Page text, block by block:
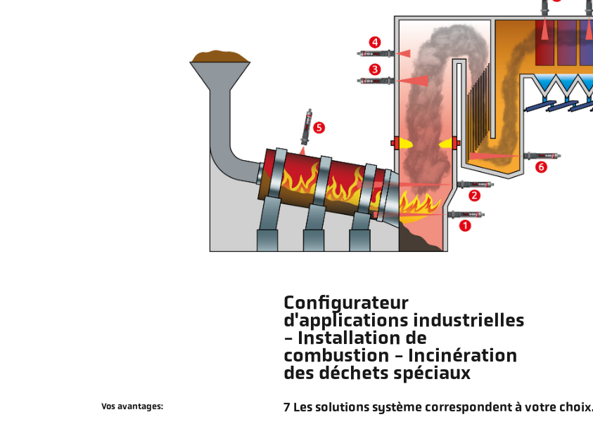
Configurateur
d'applications industrielles
- Installation de
combustion - Incinération
des déchets spéciaux
Vos avantages: 7 Les solutions système correspondent à votre